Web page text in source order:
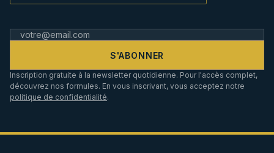
S'ABONNER
Inscription gratuite à la newsletter quotidienne. Pour l'accès complet,
découvrez nos formules. En vous inscrivant, vous acceptez notre
politique de confidentialité.